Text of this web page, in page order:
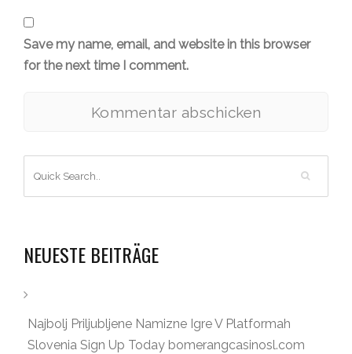
Save my name, email, and website in this browser
for the next time I comment.
NEUESTE BEITRÄGE
Najbolj Priljubljene Namizne Igre V Platformah
Slovenia Sign Up Today bomerangcasinosl.com